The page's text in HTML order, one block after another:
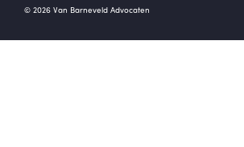
© 2026 Van Barneveld Advocaten